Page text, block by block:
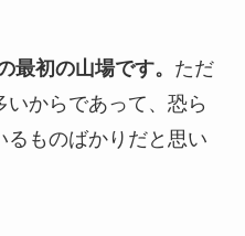
初の山場です。 ただ
いからであって、恐ら
るものばかりだと思い